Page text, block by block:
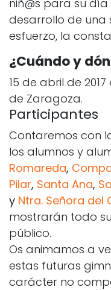
niñ@s para su
desarrollo de una
esfuerzo, la
¿Cuándo y
15 de abril de
de Zaragoza.
Participantes
Contaremos con
los alumnos y
Romareda,
Pilar, Santa Ana,
y Ntra. Señora del
mostrarán todo
público.
Os animamos a
estas futuras
carácter no